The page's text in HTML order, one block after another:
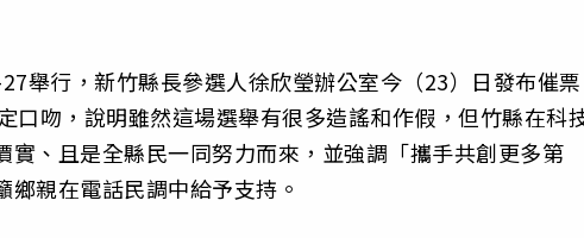
舉行，新竹縣長參選人徐欣瑩辦公室今（23）日發布催票
口吻，說明雖然這場選舉有很多造謠和作假，但竹縣在科
實、且是全縣民一同努力而來，並強調「攜手共創更多第
親在電話民調中給予支持。